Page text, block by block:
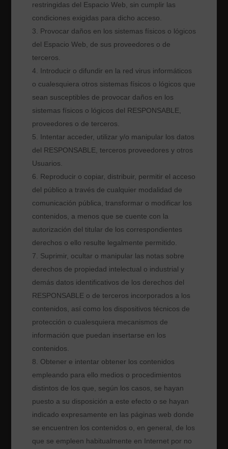
restringidas del Espacio Web, sin cumplir las
condiciones exigidas para dicho acceso.
Provocar daños en los sistemas físicos o lógicos
del Espacio Web, de sus proveedores o de
terceros.
Introducir o difundir en la red virus informáticos
o cualesquiera otros sistemas físicos o lógicos que
sean susceptibles de provocar daños en los
sistemas físicos o lógicos del RESPONSABLE,
proveedores o de terceros.
Intentar acceder, utilizar y/o manipular los datos
del RESPONSABLE, terceros proveedores y otros
Usuarios.
Reproducir o copiar, distribuir, permitir el acceso
del público a través de cualquier modalidad de
comunicación pública, transformar o modificar los
contenidos, a menos que se cuente con la
autorización del titular de los correspondientes
derechos o ello resulte legalmente permitido.
Suprimir, ocultar o manipular las notas sobre
derechos de propiedad intelectual o industrial y
demás datos identificativos de los derechos del
RESPONSABLE o de terceros incorporados a los
contenidos, así como los dispositivos técnicos de
protección o cualesquiera mecanismos de
información que puedan insertarse en los
contenidos.
Obtener e intentar obtener los contenidos
empleando para ello medios o procedimientos
distintos de los que, según los casos, se hayan
puesto a su disposición a este efecto o se hayan
indicado expresamente en las páginas web donde
se encuentren los contenidos o, en general, de los
que se empleen habitualmente en Internet por no